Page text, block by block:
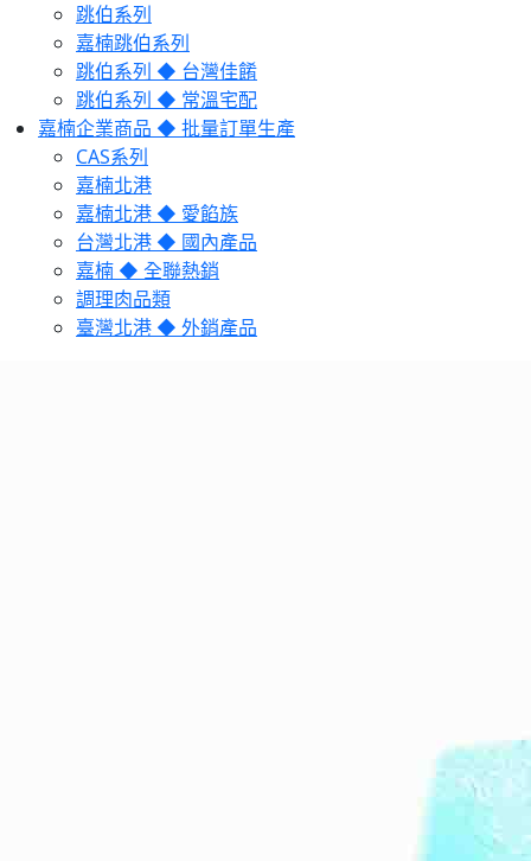
跳伯系列
嘉楠跳伯系列
跳伯系列 ◆ 台灣佳餚
跳伯系列 ◆ 常溫宅配
嘉楠企業商品 ◆ 批量訂單生產
CAS系列
嘉楠北港
嘉楠北港 ◆ 愛餡族
台灣北港 ◆ 國內產品
嘉楠 ◆ 全聯熱銷
調理肉品類
臺灣北港 ◆ 外銷產品